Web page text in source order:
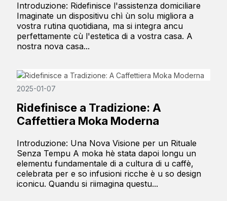
Introduzione: Ridefinisce l'assistenza domiciliare
Imaginate un dispositivu chì ùn solu migliora a
vostra rutina quotidiana, ma si integra ancu
perfettamente cù l'estetica di a vostra casa. A
nostra nova casa...
2025-01-07
Ridefinisce a Tradizione: A
Caffettiera Moka Moderna
Introduzione: Una Nova Visione per un Rituale
Senza Tempu A moka hè stata dapoi longu un
elementu fundamentale di a cultura di u caffè,
celebrata per e so infusioni ricche è u so design
iconicu. Quandu si riimagina questu...